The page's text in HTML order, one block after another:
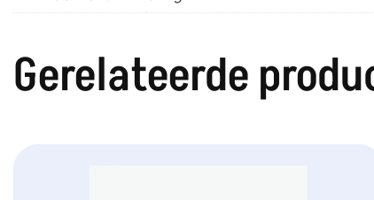
Gerelateerde